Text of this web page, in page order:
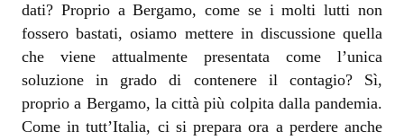
dati? Proprio a Bergamo, come se i molti lutti non
fossero bastati, osiamo mettere in discussione quella
che viene attualmente presentata come l’unica
soluzione in grado di contenere il contagio? Sì,
proprio a Bergamo, la città più colpita dalla pandemia.
Come in tutt’Italia, ci si prepara ora a perdere anche